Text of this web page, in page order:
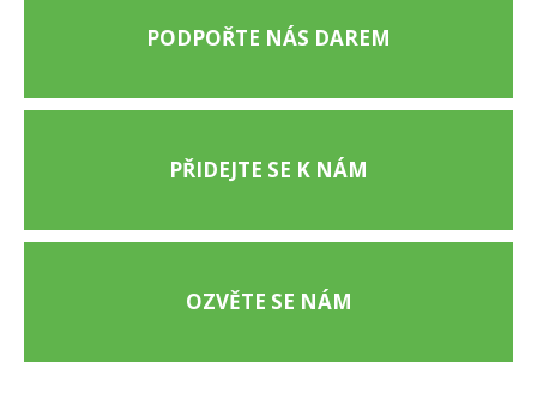
PODPOŘTE NÁS DAREM
PŘIDEJTE SE K NÁM
OZVĚTE SE NÁM